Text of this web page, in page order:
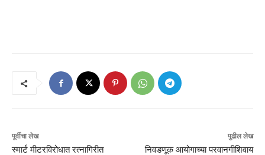
पूर्वीचा लेख
स्मार्ट मीटरविरोधात रत्नागिरीत
पुढील लेख
निवडणूक आयोगाच्या परवानगीशिवाय